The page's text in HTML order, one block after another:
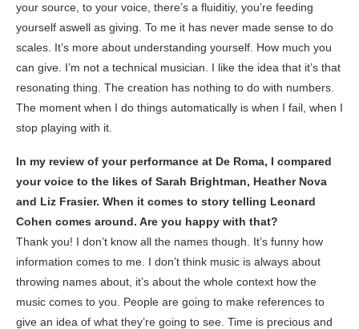
your source, to your voice, there’s a fluiditiy, you’re feeding
yourself aswell as giving. To me it has never made sense to do
scales. It’s more about understanding yourself. How much you
can give. I’m not a technical musician. I like the idea that it’s that
resonating thing. The creation has nothing to do with numbers.
The moment when I do things automatically is when I fail, when I
stop playing with it.
In my review of your performance at De Roma, I compared
your voice to the likes of Sarah Brightman, Heather Nova
and Liz Frasier. When it comes to story telling Leonard
Cohen comes around. Are you happy with that?
Thank you! I don’t know all the names though. It’s funny how
information comes to me. I don’t think music is always about
throwing names about, it’s about the whole context how the
music comes to you. People are going to make references to
give an idea of what they’re going to see. Time is precious and